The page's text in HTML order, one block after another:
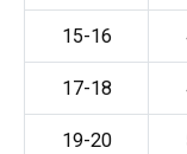
15-16
17-18
19-20